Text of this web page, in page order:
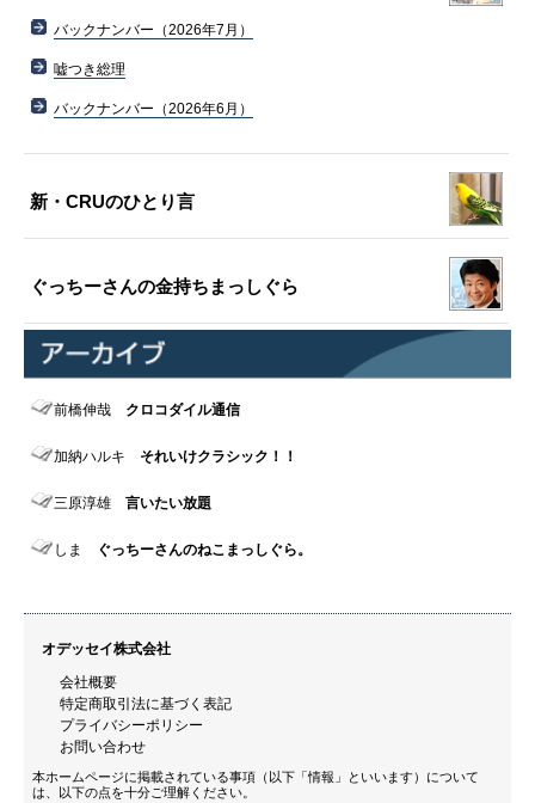
バックナンバー（2026年7月）
嘘つき総理
バックナンバー（2026年6月）
新・CRUのひとり言
ぐっちーさんの金持ちまっしぐら
前橋伸哉 クロコダイル通信
加納ハルキ それいけクラシック！！
三原淳雄 言いたい放題
しま ぐっちーさんのねこまっしぐら。
オデッセイ株式会社
会社概要
特定商取引法に基づく表記
プライバシーポリシー
お問い合わせ
本ホームページに掲載されている事項（以下「情報」といいます）について
は、以下の点を十分ご理解ください。